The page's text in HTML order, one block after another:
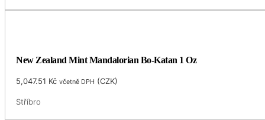
New Zealand Mint Mandalorian Bo-Katan 1 Oz
5,047.51 Kč včetně DPH (CZK)
Stříbro